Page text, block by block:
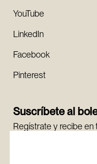
YouTube
LinkedIn
Facebook
Pinterest
Suscríbete al
Regístrate y recibe en